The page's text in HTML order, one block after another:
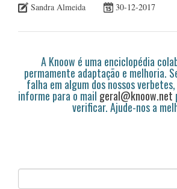
Sandra Almeida
30-12-2017
A Knoow é uma enciclopédia
permamente adaptação e melhoria.
falha em algum dos nossos
informe para o mail geral@knoow.net
verificar. Ajude-nos a